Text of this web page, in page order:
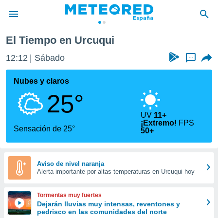
de
por
que se
calidad.
a este
las
y
forma
digital
basada
El Tiempo en Urcuqui
12:12 Sábado ...
Nubes y claros
25°
Sensación de 25°
UV 11+
¡Extremo! FPS
50+
Aviso de nivel naranja
Alerta importante por altas temperaturas en Urcuqui hoy
Tormentas muy fuertes
Dejarán lluvias muy intensas, reventones y
pedrisco en las comunidades del norte